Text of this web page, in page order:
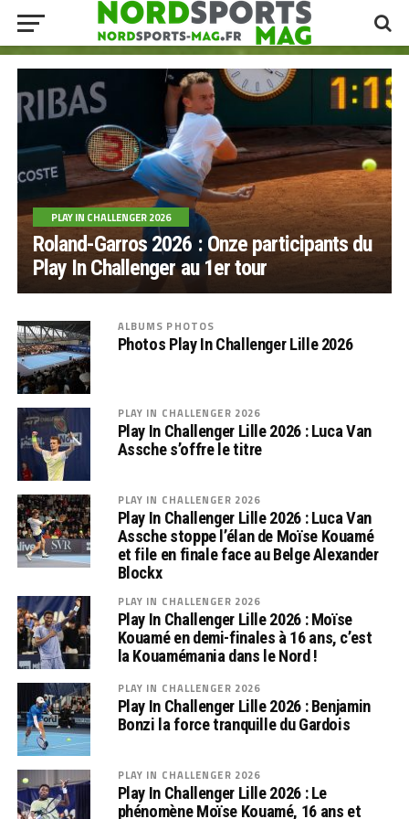
PLAY IN CHALLENGER 2026
Roland-Garros 2026 : Onze participants du
Play In Challenger au 1er tour
ALBUMS PHOTOS
Photos Play In Challenger Lille 2026
PLAY IN CHALLENGER 2026
Play In Challenger Lille 2026 : Luca Van
Assche s’offre le titre
PLAY IN CHALLENGER 2026
Play In Challenger Lille 2026 : Luca Van
Assche stoppe l’élan de Moïse Kouamé
et file en finale face au Belge Alexander
Blockx
PLAY IN CHALLENGER 2026
Play In Challenger Lille 2026 : Moïse
Kouamé en demi-finales à 16 ans, c’est
la Kouamémania dans le Nord !
PLAY IN CHALLENGER 2026
Play In Challenger Lille 2026 : Benjamin
Bonzi la force tranquille du Gardois
PLAY IN CHALLENGER 2026
Play In Challenger Lille 2026 : Le
phénomène Moïse Kouamé, 16 ans et